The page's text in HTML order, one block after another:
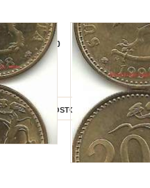
20 penniä 1990
Hinta:
LISÄÄ OSTOSKORIIN